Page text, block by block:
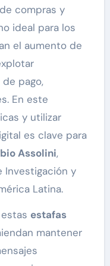
compras y
ideal para los
el aumento de
pago,
En este
y utilizar
es clave para
Assolini,
Investigación y
Latina.
estafas
mantener